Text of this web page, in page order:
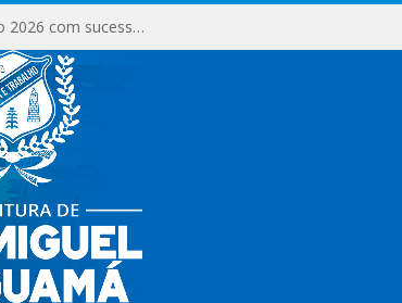
São Miguel do Guamá encerra os Jogos de Verão 2026 com sucesso de público e competições.